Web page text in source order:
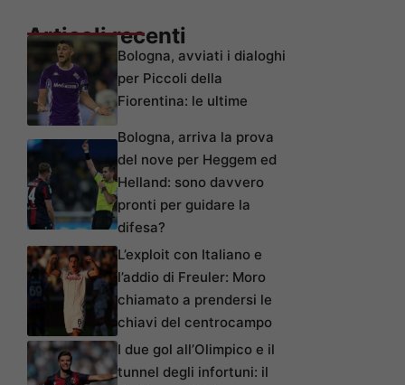
Articoli recenti
Bologna, avviati i dialoghi
per Piccoli della
Fiorentina: le ultime
Bologna, arriva la prova
del nove per Heggem ed
Helland: sono davvero
pronti per guidare la
difesa?
L’exploit con Italiano e
l’addio di Freuler: Moro
chiamato a prendersi le
chiavi del centrocampo
I due gol all’Olimpico e il
tunnel degli infortuni: il